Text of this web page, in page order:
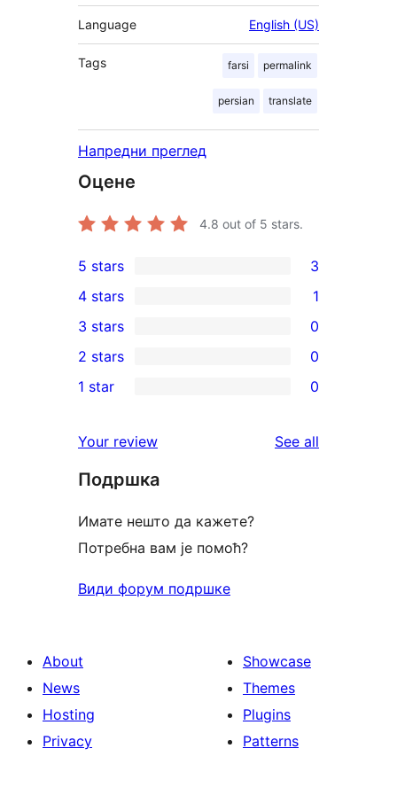
Language English (US)
Tags farsi permalink
persian translate
Напредни преглед
Оцене
4.8 out of 5 stars.
3
5-
star
reviews
5 stars 3
4-
star
review
4 stars 1
0
3-
star
3 stars 0
2-
reviews
2 stars 0
star
reviews
1 star 0
Your review See all
Подршка
Имате нешто да кажете?
Потребна вам је помоћ?
Види форум подршке
About
News
Hosting
Privacy
Showcase
Themes
Plugins
Patterns